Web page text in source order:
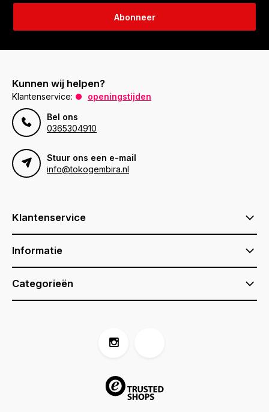
Abonneer
Kunnen wij helpen?
Klantenservice:
openingstijden
Bel ons
0365304910
Stuur ons een e-mail
info@tokogembira.nl
Klantenservice
Informatie
Categorieën